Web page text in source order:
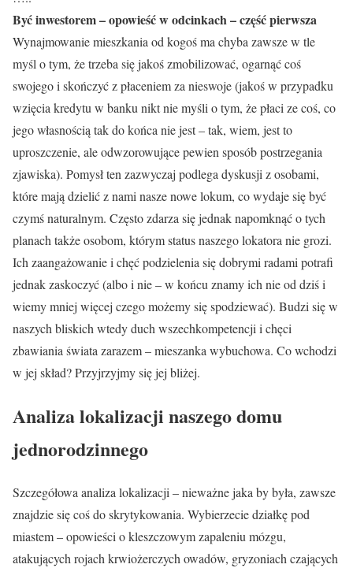
Być inwestorem – opowieść w odcinkach – część pierwsza
Wynajmowanie mieszkania od kogoś ma chyba zawsze w tle
myśl o tym, że trzeba się jakoś zmobilizować, ogarnąć coś
swojego i skończyć z płaceniem za nieswoje (jakoś w przypadku
wzięcia kredytu w banku nikt nie myśli o tym, że płaci ze coś, co
jego własnością tak do końca nie jest – tak, wiem, jest to
uproszczenie, ale odwzorowujące pewien sposób postrzegania
zjawiska). Pomysł ten zazwyczaj podlega dyskusji z osobami,
które mają dzielić z nami nasze nowe lokum, co wydaje się być
czymś naturalnym. Często zdarza się jednak napomknąć o tych
planach także osobom, którym status naszego lokatora nie grozi.
Ich zaangażowanie i chęć podzielenia się dobrymi radami potrafi
jednak zaskoczyć (albo i nie – w końcu znamy ich nie od dziś i
wiemy mniej więcej czego możemy się spodziewać). Budzi się w
naszych bliskich wtedy duch wszechkompetencji i chęci
zbawiania świata zarazem – mieszanka wybuchowa. Co wchodzi
w jej skład? Przyjrzyjmy się jej bliżej.
Analiza lokalizacji naszego domu
jednorodzinnego
Szczegółowa analiza lokalizacji – nieważne jaka by była, zawsze
znajdzie się coś do skrytykowania. Wybierzecie działkę pod
miastem – opowieści o kleszczowym zapaleniu mózgu,
atakujących rojach krwiożerczych owadów, gryzoniach czających